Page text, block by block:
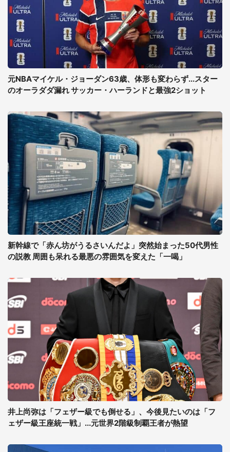
元NBAマイケル・ジョーダン63歳、体形も変わらず...スター
のオーラダダ漏れ サッカー・ハーランドと最強2ショット
新幹線で「赤ん坊がうるさいんだよ」突然始まった50代男性
の説教 周囲も呆れる最悪の雰囲気を変えた「一喝」
井上尚弥は「フェザー級でも倒せる」、今後見たいのは「フ
ェザー級王座統一戦」...元世界2階級制覇王者が熱望